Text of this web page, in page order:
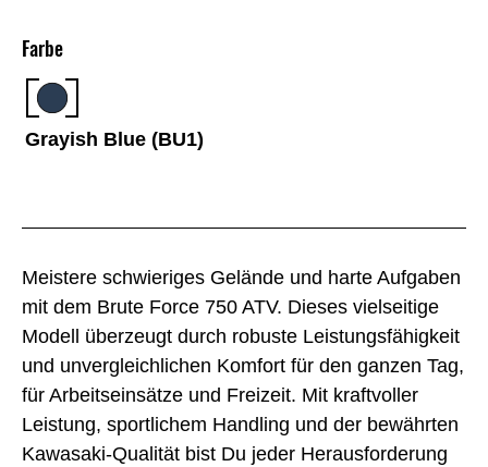
Meistere schwieriges Gelände und harte Aufgaben
mit dem Brute Force 750 ATV. Dieses vielseitige
Modell überzeugt durch robuste Leistungsfähigkeit
und unvergleichlichen Komfort für den ganzen Tag,
für Arbeitseinsätze und Freizeit. Mit kraftvoller
Leistung, sportlichem Handling und der bewährten
Kawasaki-Qualität bist Du jeder Herausforderung
Farbe
Grayish Blue (BU1)